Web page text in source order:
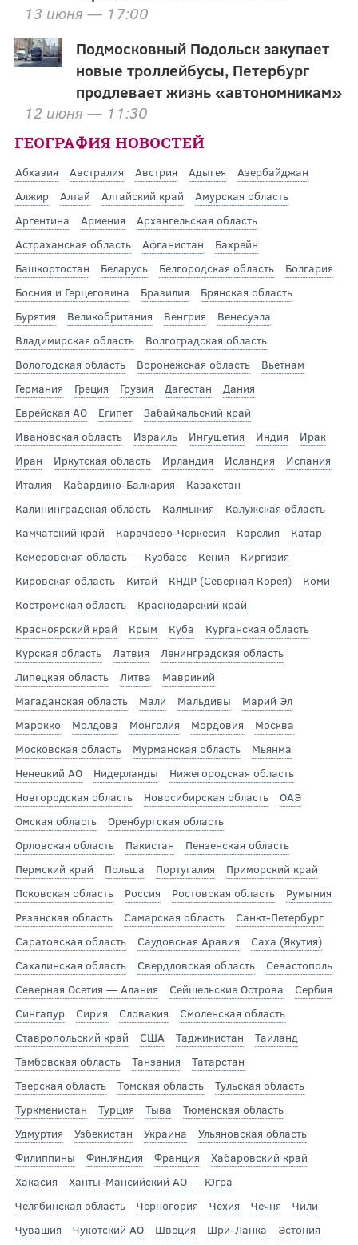
13 июня — 17:00
Подмосковный Подольск закупает
новые троллейбусы, Петербург
продлевает жизнь «автономникам»
12 июня — 11:30
ГЕОГРАФИЯ НОВОСТЕЙ
Абхазия Австралия Австрия Адыгея
Азербайджан
Алжир
Алтай Алтайский край
Амурская область
Аргентина
Армения
Архангельская область
Астраханская область
Афганистан
Бахрейн
Башкортостан
Беларусь Белгородская область
Болгария
Босния и Герцеговина
Бразилия
Брянская область
Бурятия
Великобритания Венгрия
Венесуэла
Владимирская область
Волгоградская область
Вологодская область
Воронежская область
Вьетнам
Германия
Греция Грузия Дагестан
Дания
Еврейская АО
Египет
Забайкальский край
Ивановская область
Израиль Ингушетия Индия
Ирак
Иран
Иркутская область Ирландия Исландия
Испания
Италия
Кабардино-Балкария
Казахстан
Калининградская область
Калмыкия
Калужская область
Камчатский край
Карачаево-Черкесия Карелия
Катар
Кемеровская область — Кузбасс
Кения
Киргизия
Кировская область
Китай КНДР (Северная Корея)
Коми
Костромская область
Краснодарский край
Красноярский край
Крым Куба
Курганская область
Курская область
Латвия
Ленинградская область
Липецкая область
Литва
Маврикий
Магаданская область
Мали Мальдивы
Марий Эл
Марокко
Молдова Монголия Мордовия
Москва
Московская область
Мурманская область
Мьянма
Ненецкий АО
Нидерланды
Нижегородская область
Новгородская область
Новосибирская область
ОАЭ
Омская область
Оренбургская область
Орловская область
Пакистан
Пензенская область
Пермский край
Польша Португалия
Приморский край
Псковская область
Россия Ростовская область
Румыния
Рязанская область
Самарская область
Санкт-Петербург
Саратовская область
Саудовская Аравия
Саха (Якутия)
Сахалинская область
Свердловская область
Севастополь
Северная Осетия — Алания
Сейшельские Острова
Сербия
Сингапур
Сирия Словакия
Смоленская область
Ставропольский край
США Таджикистан
Таиланд
Тамбовская область
Танзания
Татарстан
Тверская область
Томская область
Тульская область
Туркменистан
Турция Тыва
Тюменская область
Удмуртия
Узбекистан Украина
Ульяновская область
Филиппины
Финляндия Франция
Хабаровский край
Хакасия
Ханты-Мансийский АО — Югра
Челябинская область
Черногория Чехия Чечня
Чили
Чувашия
Чукотский АО Швеция Шри-Ланка
Эстония